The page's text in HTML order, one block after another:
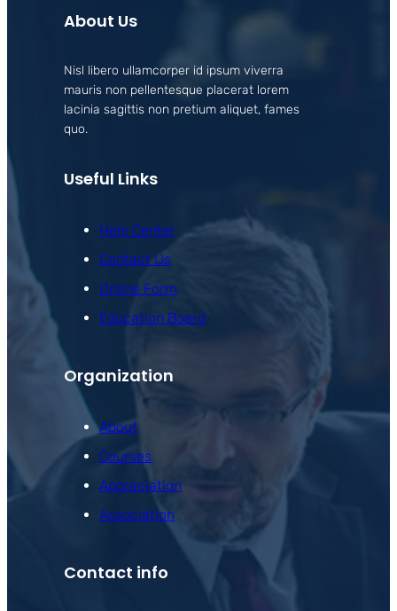
About Us
Nisl libero ullamcorper id ipsum viverra
mauris non pellentesque placerat lorem
lacinia sagittis non pretium aliquet, fames
quo.
Useful Links
Help Center
Contact Us
Online Form
Education Board
Organization
About
Courses
Appreciation
Association
Contact info